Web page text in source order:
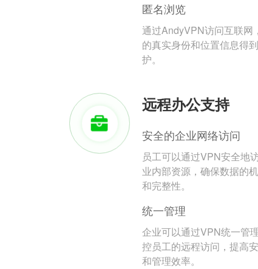
匿名浏览
通过AndyVPN访问互联网
的真实身份和位置信息得
护。
远程办公支持
安全的企业网络访问
员工可以通过VPN安全地
业内部资源，确保数据的
和完整性。
统一管理
企业可以通过VPN统一管
控员工的远程访问，提高
和管理效率。